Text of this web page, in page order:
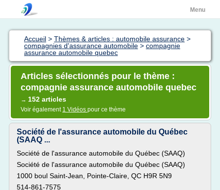
Menu
Accueil > Thèmes & articles : automobile assurance >
compagnies d'assurance automobile > compagnie
assurance automobile quebec
Articles sélectionnés pour le thème :
compagnie assurance automobile quebec
→ 152 articles
Voir également 1 Vidéos pour ce thème
Société de l'assurance automobile du Québec
(SAAQ ...
Société de l'assurance automobile du Québec (SAAQ)
Société de l'assurance automobile du Québec (SAAQ)
1000 boul Saint-Jean, Pointe-Claire, QC H9R 5N9
514-861-7575